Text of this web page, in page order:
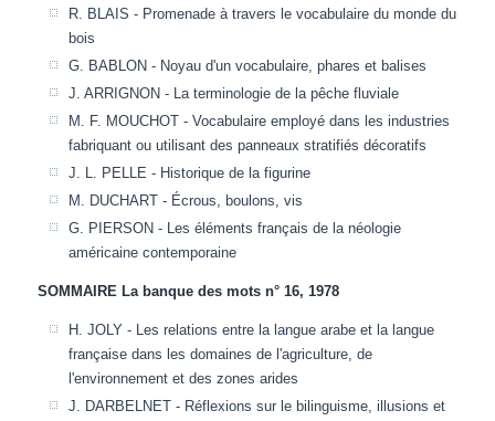
R. BLAIS - Promenade à travers le vocabulaire du monde du
bois
G. BABLON - Noyau d'un vocabulaire, phares et balises
J. ARRIGNON - La terminologie de la pêche fluviale
M. F. MOUCHOT - Vocabulaire employé dans les industries
fabriquant ou utilisant des panneaux stratifiés décoratifs
J. L. PELLE - Historique de la figurine
M. DUCHART - Écrous, boulons, vis
G. PIERSON - Les éléments français de la néologie
américaine contemporaine
SOMMAIRE La banque des mots n° 16, 1978
H. JOLY - Les relations entre la langue arabe et la langue
française dans les domaines de l'agriculture, de
l'environnement et des zones arides
J. DARBELNET - Réflexions sur le bilinguisme, illusions et